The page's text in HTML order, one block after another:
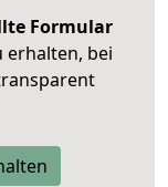
Formular
erhalten, bei